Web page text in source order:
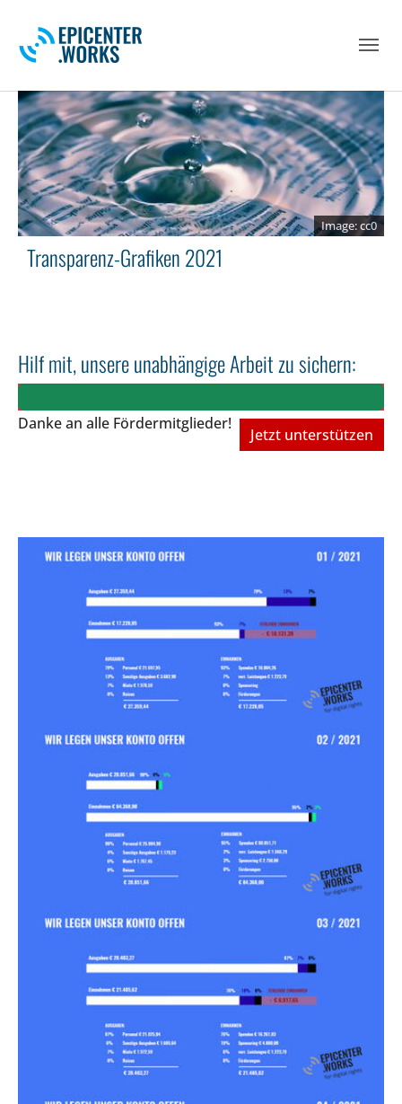
Transparenz-Grafiken 2021
cc0
Hilf mit, unsere unabhängige Arbeit zu sichern:
Danke an alle Fördermitglieder!
Jetzt unterstützen